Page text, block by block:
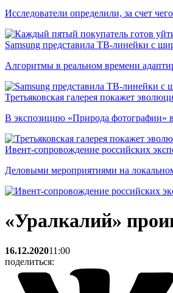
Исследователи определили, за счет
Samsung представила ТВ-линейки с
Алгоритмы в реальном времени
Третьяковская галерея покажет
В экспозицию «Природа фотографии»
Ивент-сопровождение российских
Деловыми мероприятиями на
«Уралкалий»
16.12.202011:00
поделиться: